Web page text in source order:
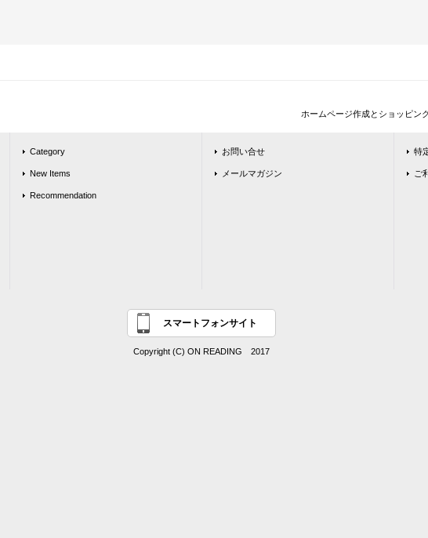
ホームページ作成とショッピン
Category
New Items
Recommendation
お問い合せ
メールマガジン
特
ご
スマートフォンサイト
Copyright (C) ON READING 2017